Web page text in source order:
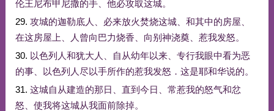
伦王尼布甲尼撒的手、 他必攻取这城。
29. 攻城的迦勒底人 必来放火焚烧这城、 和其中的房屋
在这房屋 上 人 曾向巴力烧香 向别 神浇奠 惹我发怒。
30. 以色列人和犹大人 自从幼年以来、 专行我眼中看为恶
的事、 以色列人尽以手所作的惹我发怒 ． 这是耶和华说的。
31. 这城自从建造的那日 直到 今日 常惹我的怒气和忿
怒
使我将这城从我面前除掉。